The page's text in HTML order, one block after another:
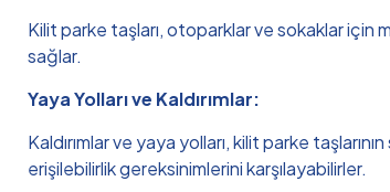
Kilit parke taşları, otoparklar ve sokaklar için
sağlar.
Yaya Yolları ve Kaldırımlar:
Kaldırımlar ve yaya yolları, kilit parke
erişilebilirlik gereksinimlerini karşılayabilirler.